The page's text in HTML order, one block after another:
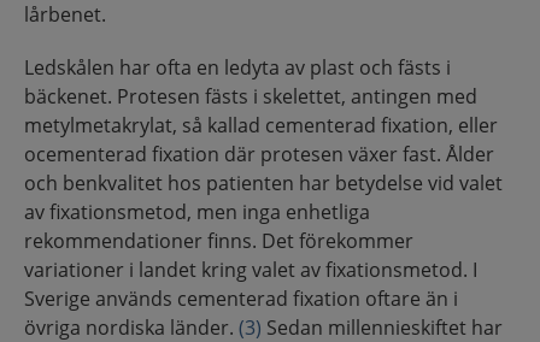
lårbenet.
Ledskålen har ofta en ledyta av plast och fästs i
bäckenet. Protesen fästs i skelettet, antingen med
metylmetakrylat, så kallad cementerad fixation, eller
ocementerad fixation där protesen växer fast. Ålder
och benkvalitet hos patienten har betydelse vid valet
av fixationsmetod, men inga enhetliga
rekommendationer finns. Det förekommer
variationer i landet kring valet av fixationsmetod. I
Sverige används cementerad fixation oftare än i
övriga nordiska länder. (3) Sedan millennieskiftet har